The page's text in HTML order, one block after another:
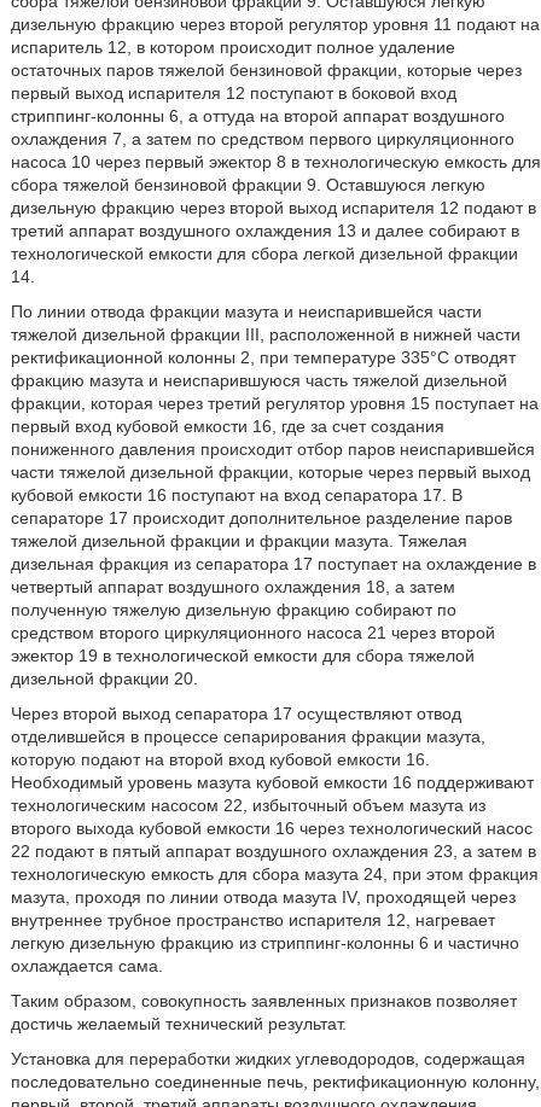
дизельную фракцию через второй регулятор уровня 11 подают на
испаритель 12, в котором происходит полное удаление
остаточных паров тяжелой бензиновой фракции, которые через
первый выход испарителя 12 поступают в боковой вход
стриппинг-колонны 6, а оттуда на второй аппарат воздушного
охлаждения 7, а затем по средством первого циркуляционного
насоса 10 через первый эжектор 8 в технологическую емкость для
сбора тяжелой бензиновой фракции 9. Оставшуюся легкую
дизельную фракцию через второй выход испарителя 12 подают в
третий аппарат воздушного охлаждения 13 и далее собирают в
технологической емкости для сбора легкой дизельной фракции
14.
По линии отвода фракции мазута и неиспарившейся части
тяжелой дизельной фракции III, расположенной в нижней части
ректификационной колонны 2, при температуре 335°С отводят
фракцию мазута и неиспарившуюся часть тяжелой дизельной
фракции, которая через третий регулятор уровня 15 поступает на
первый вход кубовой емкости 16, где за счет создания
пониженного давления происходит отбор паров неиспарившейся
части тяжелой дизельной фракции, которые через первый выход
кубовой емкости 16 поступают на вход сепаратора 17. В
сепараторе 17 происходит дополнительное разделение паров
тяжелой дизельной фракции и фракции мазута. Тяжелая
дизельная фракция из сепаратора 17 поступает на охлаждение в
четвертый аппарат воздушного охлаждения 18, а затем
полученную тяжелую дизельную фракцию собирают по
средством второго циркуляционного насоса 21 через второй
эжектор 19 в технологической емкости для сбора тяжелой
дизельной фракции 20.
Через второй выход сепаратора 17 осуществляют отвод
отделившейся в процессе сепарирования фракции мазута,
которую подают на второй вход кубовой емкости 16.
Необходимый уровень мазута кубовой емкости 16 поддерживают
технологическим насосом 22, избыточный объем мазута из
второго выхода кубовой емкости 16 через технологический насос
22 подают в пятый аппарат воздушного охлаждения 23, а затем в
технологическую емкость для сбора мазута 24, при этом фракция
мазута, проходя по линии отвода мазута IV, проходящей через
внутреннее трубное пространство испарителя 12, нагревает
легкую дизельную фракцию из стриппинг-колонны 6 и частично
охлаждается сама.
Таким образом, совокупность заявленных признаков позволяет
достичь желаемый технический результат.
Установка для переработки жидких углеводородов, содержащая
последовательно соединенные печь, ректификационную колонну,